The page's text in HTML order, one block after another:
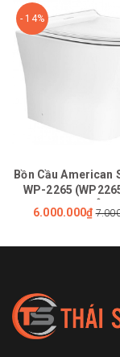
- 14%
Bồn Cầu American
WP-2265
Tường Nắp Êm
6.000.000₫